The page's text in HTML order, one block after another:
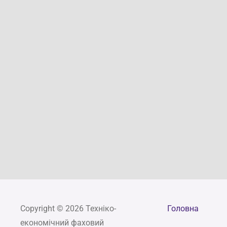
Copyright © 2026 Техніко-
економічний фаховий
Головна